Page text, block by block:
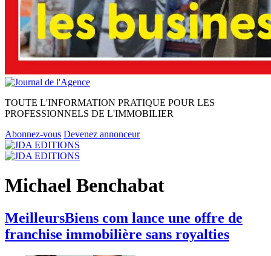
TOUTE L'INFORMATION PRATIQUE POUR LES
PROFESSIONNELS DE L'IMMOBILIER
Abonnez-vous Devenez annonceur
Michael Benchabat
MeilleursBiens com lance une offre de
franchise immobilière sans royalties